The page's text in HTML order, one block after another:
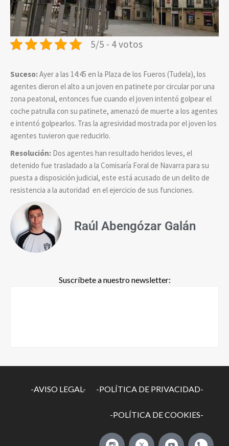
5/5 - 4 votos
Suceso:Ayer a las 14:45 en la Plaza de los Fueros (Tudela), los
agentes dieron el alto a un joven en patinete por circular por una
zona peatonal, entonces fue cuando el joven intentó golpear el
coche patrulla con su patinete, amenazó de muerte a los agentes
e intentó golpearlos. Tras la agresividad mostrada por el joven los
agentes tuvieron que reducirlo.
Resolución: Dos agentes han resultado heridos leves, el
detenido fue trasladado a la Comisaría Foral de Navarra para su
puesta a disposición judicial, este está acusado de un delito de
resistencia a la autoridad en el ejercicio de sus funciones.
Raúl Abengózar Galán
Suscríbete a nuestro newsletter:
-AVISO LEGAL- -POLÍTICA DE PRIVACIDAD-
-POLÍTICA DE COOKIES-